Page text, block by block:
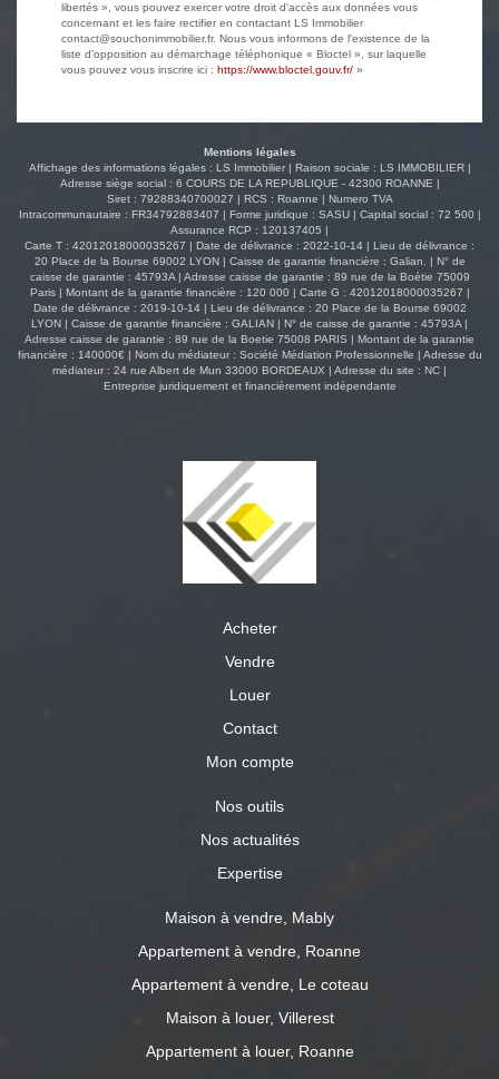
libertés », vous pouvez exercer votre droit d'accès aux données vous
concernant et les faire rectifier en contactant LS Immobilier
contact@souchonimmobilier.fr. Nous vous informons de l'existence de la
liste d'opposition au démarchage téléphonique « Bloctel », sur laquelle
vous pouvez vous inscrire ici : https://www.bloctel.gouv.fr/ »
Mentions légales
Affichage des informations légales : LS Immobilier | Raison sociale : LS IMMOBILIER |
Adresse siège social : 6 COURS DE LA REPUBLIQUE - 42300 ROANNE |
Siret : 79288340700027 | RCS : Roanne | Numero TVA
Intracommunautaire : FR34792883407 | Forme juridique : SASU | Capital social : 72 500 |
Assurance RCP : 120137405 |
Carte T : 42012018000035267 | Date de délivrance : 2022-10-14 | Lieu de délivrance :
20 Place de la Bourse 69002 LYON | Caisse de garantie financière : Galian. | N° de
caisse de garantie : 45793A | Adresse caisse de garantie : 89 rue de la Boétie 75009
Paris | Montant de la garantie financière : 120 000 | Carte G : 42012018000035267 |
Date de délivrance : 2019-10-14 | Lieu de délivrance : 20 Place de la Bourse 69002
LYON | Caisse de garantie financière : GALIAN | N° de caisse de garantie : 45793A |
Adresse caisse de garantie : 89 rue de la Boetie 75008 PARIS | Montant de la garantie
financière : 140000€ | Nom du médiateur : Société Médiation Professionnelle | Adresse du
médiateur : 24 rue Albert de Mun 33000 BORDEAUX | Adresse du site : NC |
Entreprise juridiquement et financièrement indépendante
Acheter
Vendre
Louer
Contact
Mon compte
Nos outils
Nos actualités
Expertise
Maison à vendre, Mably
Appartement à vendre, Roanne
Appartement à vendre, Le coteau
Maison à louer, Villerest
Appartement à louer, Roanne